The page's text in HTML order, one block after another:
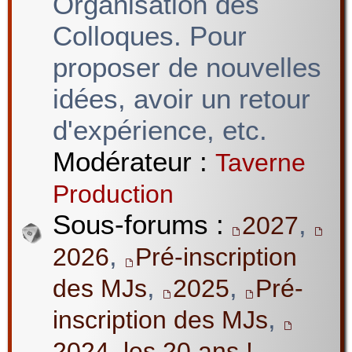
Colloques. Pour
proposer de nouvelles
idées, avoir un retour
d'expérience, etc.
Modérateur : Taverne
Production
Sous-forums : 2027,
2026,
Pré-inscription
des MJs, 2025,
Pré-
inscription des MJs,